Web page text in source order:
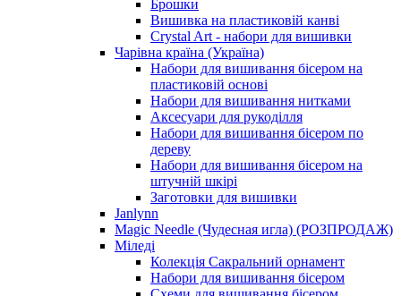
Брошки
Вишивка на пластиковій канві
Crystal Art - набори для вишивки
Чарівна країна (Україна)
Набори для вишивання бісером на
пластиковій основі
Набори для вишивання нитками
Аксесуари для рукоділля
Набори для вишивання бісером по
дереву
Набори для вишивання бісером на
штучній шкірі
Заготовки для вишивки
Janlynn
Magic Needle (Чудесная игла) (РОЗПРОДАЖ)
Міледі
Колекція Сакральний орнамент
Набори для вишивання бісером